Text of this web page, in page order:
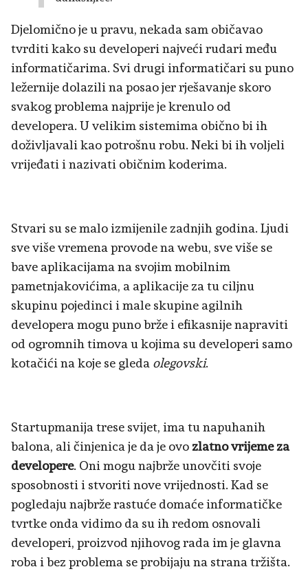
Djelomično je u pravu, nekada sam običavao
tvrditi kako su developeri najveći rudari među
informatičarima. Svi drugi informatičari su puno
ležernije dolazili na posao jer rješavanje skoro
svakog problema najprije je krenulo od
developera. U velikim sistemima obično bi ih
doživljavali kao potrošnu robu. Neki bi ih voljeli
vrijeđati i nazivati običnim koderima.
Stvari su se malo izmijenile zadnjih godina. Ljudi
sve više vremena provode na webu, sve više se
bave aplikacijama na svojim mobilnim
pametnjakovićima, a aplikacije za tu ciljnu
skupinu pojedinci i male skupine agilnih
developera mogu puno brže i efikasnije napraviti
od ogromnih timova u kojima su developeri samo
kotačići na koje se gleda olegovski.
Startupmanija trese svijet, ima tu napuhanih
balona, ali činjenica je da je ovozlatno vrijeme za
developere. Oni mogu najbrže unovčiti svoje
sposobnosti i stvoriti nove vrijednosti. Kad se
pogledaju najbrže rastuće domaće informatičke
tvrtke onda vidimo da su ih redom osnovali
developeri, proizvod njihovog rada im je glavna
roba i bez problema se probijaju na strana tržišta.